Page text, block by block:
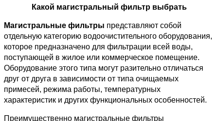
Какой магистральный фильтр выбрать
Магистральные фильтры представляют собой
отдельную категорию водоочистительного оборудования,
которое предназначено для фильтрации всей воды,
поступающей в жилое или коммерческое помещение.
Оборудование этого типа могут разительно отличаться
друг от друга в зависимости от типа очищаемых
примесей, режима работы, температурных
характеристик и других функциональных особенностей.
Преимущественно магистральные фильтры